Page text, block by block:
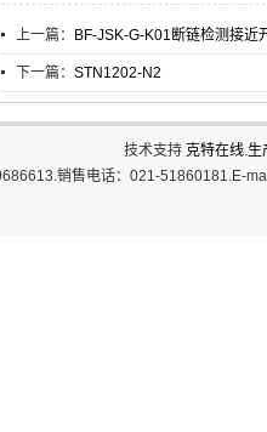
上一篇： BF-JSK-G-K01断链检测接近
下一篇： STN1202-N2
技术支持 克特在线.生
销售电话：021-51860181.E-